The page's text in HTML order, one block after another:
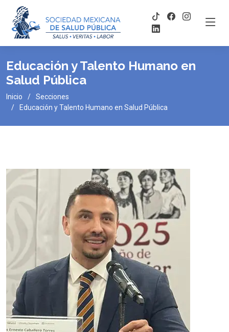
Educación y Talento Humano en
Salud Pública
Inicio
Secciones
Educación y Talento Humano en Salud Pública